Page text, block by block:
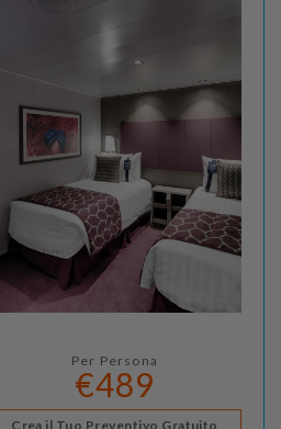
Per Persona
€489
Crea il Tuo Preventivo Gratuito